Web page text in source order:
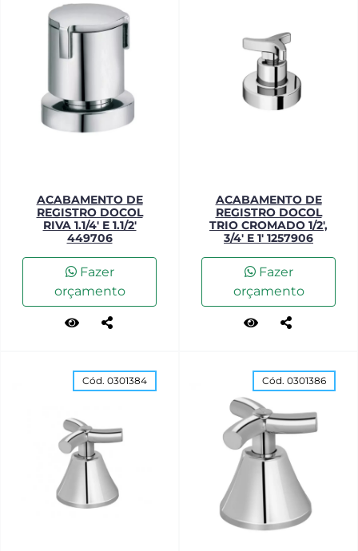
ACABAMENTO DE
REGISTRO DOCOL
RIVA 1.1/4' E 1.1/2'
449706
Fazer
orçamento
ACABAMENTO DE
REGISTRO DOCOL
TRIO CROMADO 1/2',
3/4' E 1' 1257906
Fazer
orçamento
Cód. 0301384 Cód. 0301386